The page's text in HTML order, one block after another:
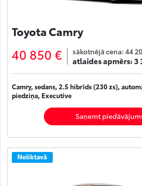
Toyota Camry
40 850 € sākotnējā cena: 44
atlaides apmērs:3
Camry, sedans, 2.5 hibrīds (230 zs),
piedziņa, Executive
Saņemt
Noliktavā